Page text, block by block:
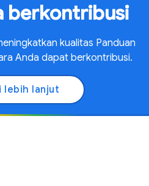
berkontribusi
kualitas Panduan
Anda dapat berkontribusi.
lebih lanjut